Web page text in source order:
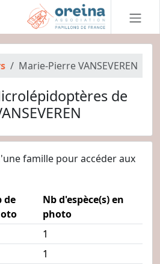
Marie-Pierre VANSEVEREN
de
famille pour accéder aux
de
Nb d'espèce(s) en
photo
1
1